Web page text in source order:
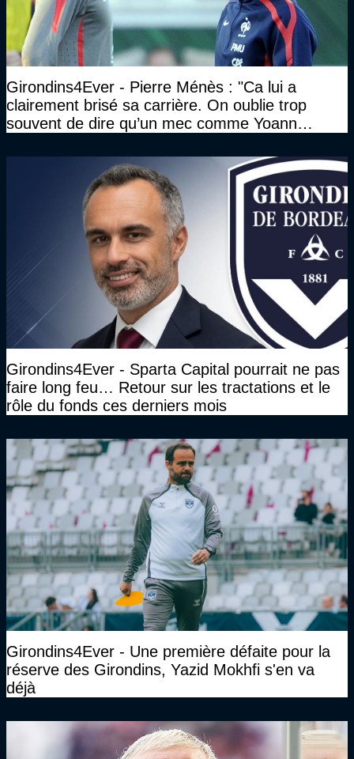
Girondins4Ever - Pierre Ménès : "Ca lui a
clairement brisé sa carrière. On oublie trop
souvent de dire qu’un mec comme Yoann
Girondins4Ever - Sparta Capital pourrait ne pas
faire long feu… Retour sur les tractations et le
rôle du fonds ces derniers mois
Girondins4Ever - Une première défaite pour la
réserve des Girondins, Yazid Mokhfi s'en va
déjà